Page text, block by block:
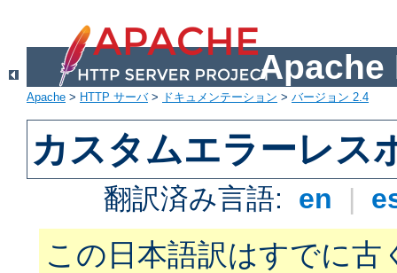
Apache
Apache > HTTP サーバ> ドキュメンテーション > バージョン 2.4
カスタムエラーレス
翻訳済み言語: en |
この日本語訳はすでに古